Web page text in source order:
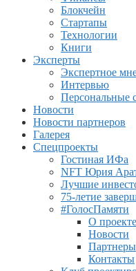
Блокчейн
Стартапы
Технологии
Книги
Эксперты
Экспертное
Интервью
Персональные
Новости
Новости партнеров
Галерея
Спецпроекты
Гостиная ИФа
NFT Юрия
Лучшие
75-летие
#ГолосПамяти
О проекте
Новости
Партнеры
Контакты